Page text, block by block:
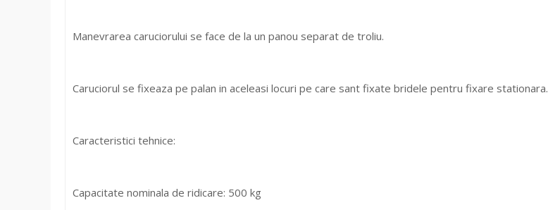
Manevrarea caruciorului se face de la un panou separat de troliu.
Caruciorul se fixeaza pe palan in aceleasi locuri pe care sant fixate bridele pentru fixare stationara.
Caracteristici tehnice:
Capacitate nominala de ridicare: 500 kg